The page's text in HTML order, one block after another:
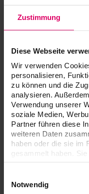
Zustimmung
Diese Webseite
Wir verwenden
personalisieren,
zu können und die
analysieren.
Verwendung unserer
soziale Medien,
Partner führen diese
weiteren Daten
haben oder die sie im
gesammelt haben.
Notwendig
Technische Daten
Tiefe
Höhe
Gewicht
Gehäuse
Brennraum-
Brennraum-Höhe